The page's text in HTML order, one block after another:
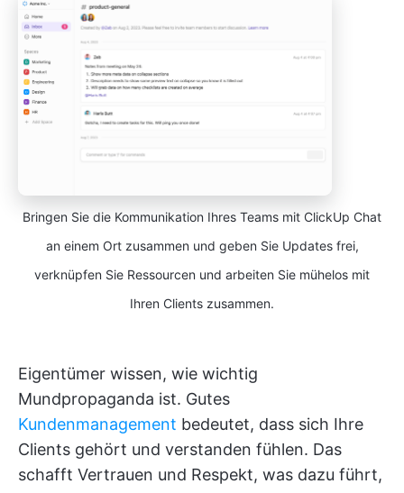
Bringen Sie die Kommunikation Ihres Teams mit ClickUp Chat
an einem Ort zusammen und geben Sie Updates frei,
verknüpfen Sie Ressourcen und arbeiten Sie mühelos mit
Ihren Clients zusammen.
Eigentümer wissen, wie wichtig
Mundpropaganda ist. Gutes
Kundenmanagement bedeutet, dass sich Ihre
Clients gehört und verstanden fühlen. Das
schafft Vertrauen und Respekt, was dazu führt,